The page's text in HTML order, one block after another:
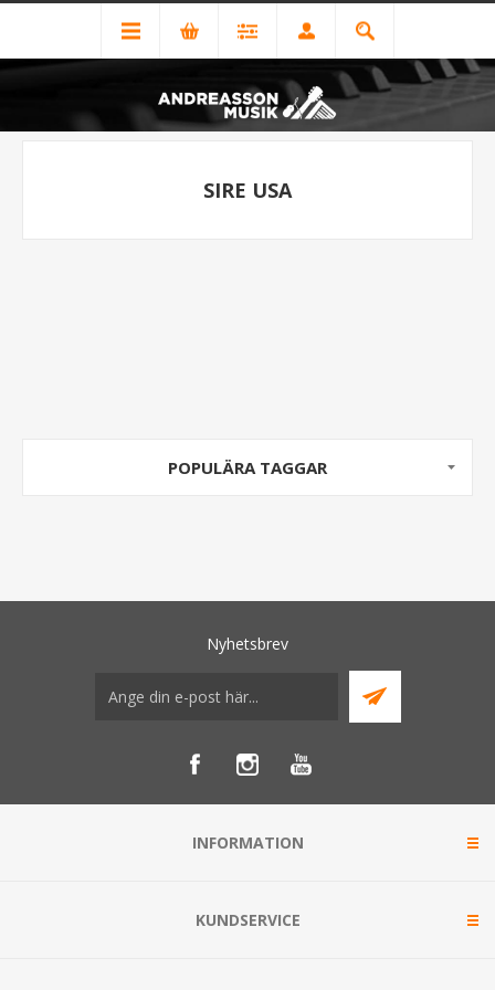
SIRE USA
POPULÄRA TAGGAR
Nyhetsbrev
INFORMATION
KUNDSERVICE